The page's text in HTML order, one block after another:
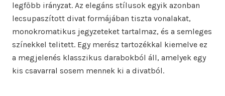
legfőbb irányzat. Az elegáns stílusok egyik azonban
lecsupaszított divat formájában tiszta vonalakat,
monokromatikus jegyzeteket tartalmaz, és a semleges
színekkel telitett. Egy merész tartozékkal kiemelve ez
a megjelenés klasszikus darabokból áll, amelyek egy
kis csavarral sosem mennek ki a divatból.